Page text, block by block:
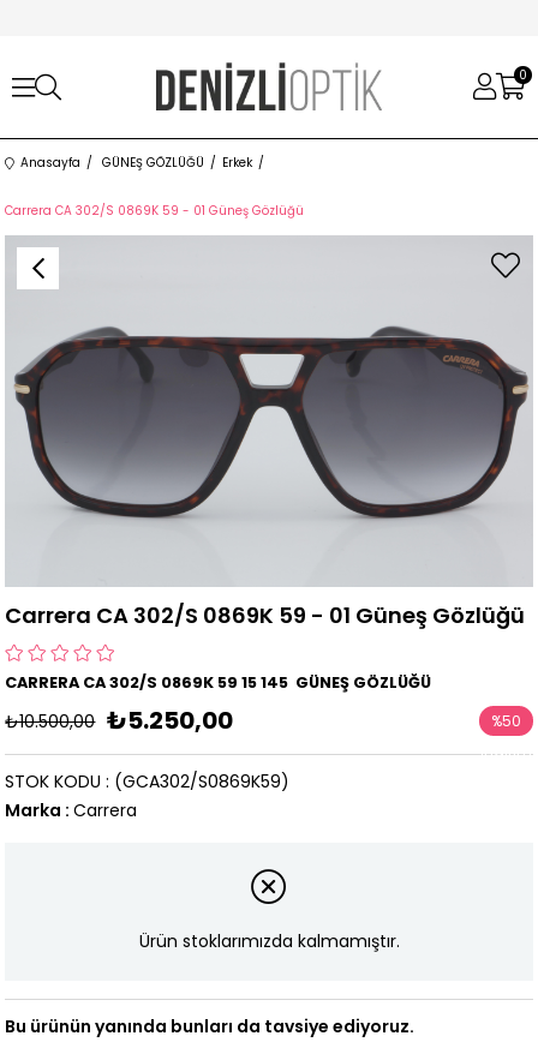
0
Anasayfa GÜNEŞ GÖZLÜĞÜ Erkek
Carrera CA 302/S 0869K 59 - 01 Güneş Gözlüğü
Carrera CA 302/S 0869K 59 - 01 Güneş Gözlüğü
CARRERA CA 302/S 0869K 59 15 145 GÜNEŞ GÖZLÜĞÜ
₺10.500,00 ₺5.250,00 %50
İndirim
(GCA302/S0869K59)
STOK KODU
Marka : Carrera
Ürün stoklarımızda kalmamıştır.
Bu ürünün yanında bunları da tavsiye ediyoruz.